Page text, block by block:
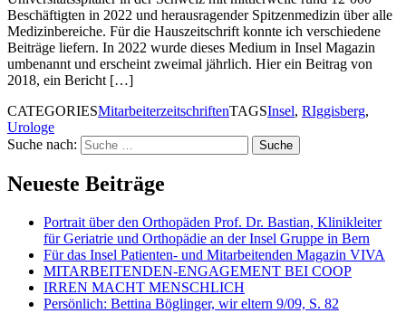
Beschäftigten in 2022 und herausragender Spitzenmedizin über alle
Medizinbereiche. Für die Hauszeitschrift konnte ich verschiedene
Beiträge liefern. In 2022 wurde dieses Medium in Insel Magazin
umbenannt und erscheint zweimal jährlich. Hier ein Beitrag von
2018, ein Bericht […]
CATEGORIESMitarbeiterzeitschriftenTAGSInsel, RIggisberg,
Urologe
Suche nach:
Neueste Beiträge
Portrait über den Orthopäden Prof. Dr. Bastian, Klinikleiter
für Geriatrie und Orthopädie an der Insel Gruppe in Bern
Für das Insel Patienten- und Mitarbeitenden Magazin VIVA
MITARBEITENDEN-ENGAGEMENT BEI COOP
IRREN MACHT MENSCHLICH
Persönlich: Bettina Böglinger, wir eltern 9/09, S. 82